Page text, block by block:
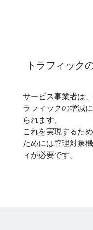
トラフィック
サービス事業者は
ラフィックの増減
られます。
これを実現するた
ためには管理対象
ィが必要です。